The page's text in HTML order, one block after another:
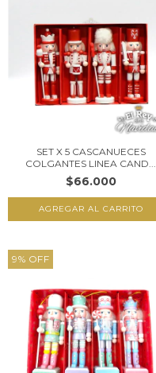
SET X 5 CASCANUECES
COLGANTES LINEA CAND...
$66.000
9% OFF